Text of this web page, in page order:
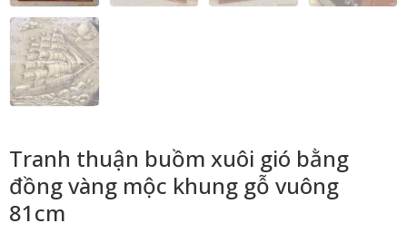
Tranh thuận buồm xuôi gió bằng
đồng vàng mộc khung gỗ vuông
81cm